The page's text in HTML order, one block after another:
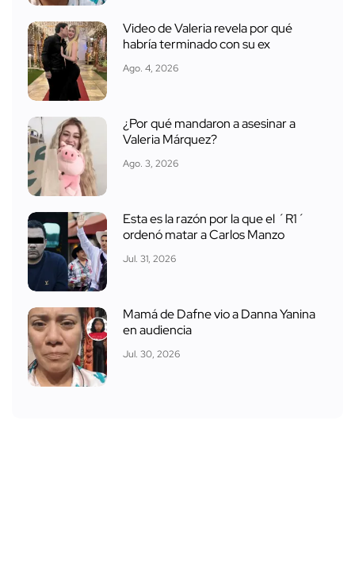
Video de Valeria revela por qué
habría terminado con su ex
Ago. 4, 2026
¿Por qué mandaron a asesinar a
Valeria Márquez?
Ago. 3, 2026
Esta es la razón por la que el ´R1´
ordenó matar a Carlos Manzo
Jul. 31, 2026
Mamá de Dafne vio a Danna Yanina
en audiencia
Jul. 30, 2026